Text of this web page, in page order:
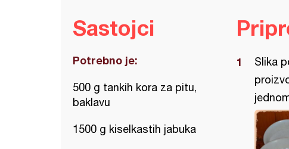
Sastojci
Potrebno je:
500 g tankih kora za pitu,
baklavu
1500 g kiselkastih jabuka
Slika